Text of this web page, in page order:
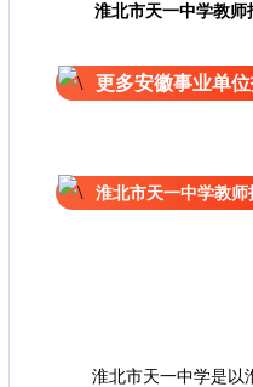
淮北市天一中学教师
更多安徽事业单
淮北市天一中学教
淮北市天一中学是以淮